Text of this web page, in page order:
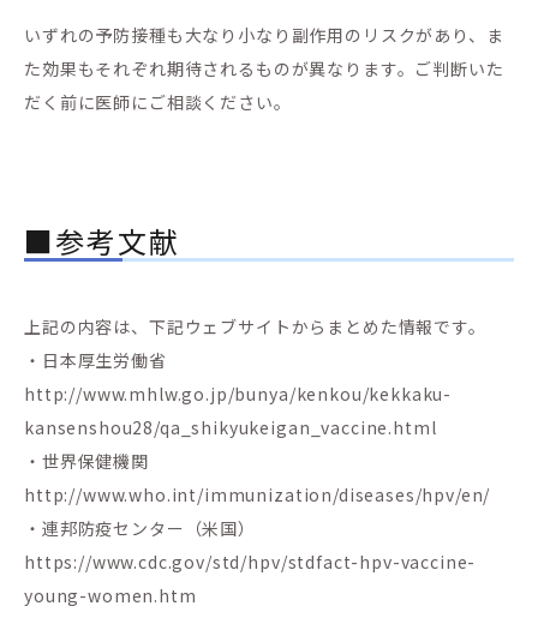
いずれの予防接種も大なり小なり副作用のリスクがあり、ま
た効果もそれぞれ期待されるものが異なります。ご判断いた
だく前に医師にご相談ください。
■参考文献
上記の内容は、下記ウェブサイトからまとめた情報です。
・日本厚生労働省
http://www.mhlw.go.jp/bunya/kenkou/kekkaku-
kansenshou28/qa_shikyukeigan_vaccine.html
・世界保健機関
http://www.who.int/immunization/diseases/hpv/en/
・連邦防疫センター（米国）
https://www.cdc.gov/std/hpv/stdfact-hpv-vaccine-
young-women.htm